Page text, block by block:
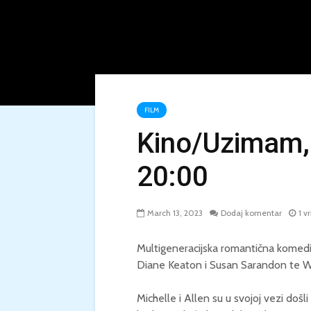
FILM
Kino/
20:00
March 13, 2023 Dodaj komentar 1
Multigeneracijska romantična
Diane Keaton i Susan Sarandon te
Michelle i Allen su u svojoj vezi